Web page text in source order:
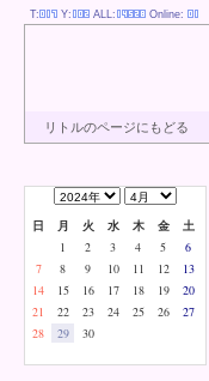
リトルのページにもどる
T: Y: ALL: Online:
日 月 火 水 木 金 土
1 2 3 4 5
6
7
8 9 10 11 12
13
14
15 16 17 18 19
20
21
22 23 24 25 26
27
28
29 30